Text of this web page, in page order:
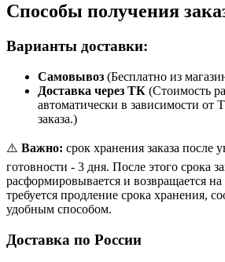
Способы получения
Варианты доставки:
Самовывоз (Бесплатно из
Доставка через ТК (Стоимость
автоматически в зависимости от
заказа.)
⚠️ Важно: срок хранения заказа после
готовности - 3 дня. После этого срока
расформировывается и возвращается
требуется продление срока хранения,
удобным способом.
Доставка по России